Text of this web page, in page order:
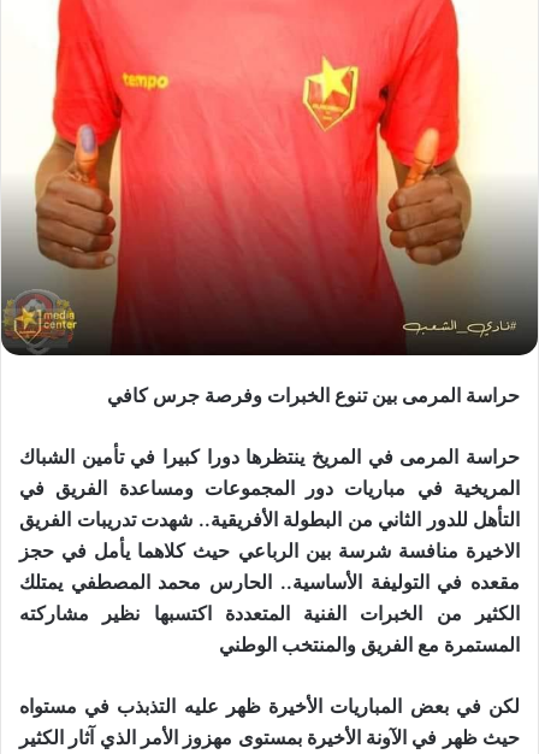
حراسة المرمى بين تنوع الخبرات وفرصة جرس كافي
حراسة المرمى في المريخ ينتظرها دورا كبيرا في تأمين الشباك
المريخية في مباريات دور المجموعات ومساعدة الفريق في
التأهل للدور الثاني من البطولة الأفريقية.. شهدت تدريبات الفريق
الاخيرة منافسة شرسة بين الرباعي حيث كلاهما يأمل في حجز
مقعده في التوليفة الأساسية.. الحارس محمد المصطفي يمتلك
الكثير من الخبرات الفنية المتعددة اكتسبها نظير مشاركته
المستمرة مع الفريق والمنتخب الوطني
لكن في بعض المباريات الأخيرة ظهر عليه التذبذب في مستواه
حيث ظهر في الآونة الأخيرة بمستوى مهزوز الأمر الذي آثار الكثير